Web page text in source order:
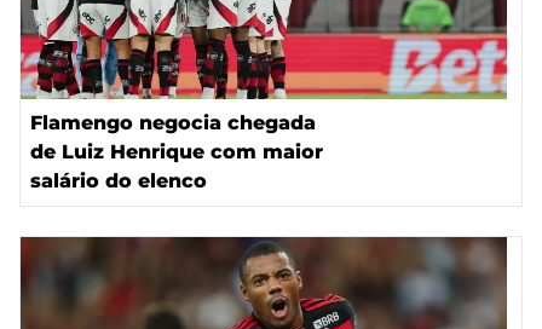
Flamengo negocia chegada
de Luiz Henrique com maior
salário do elenco